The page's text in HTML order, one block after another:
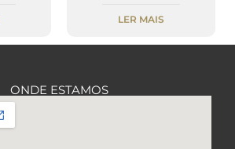
LER MAIS
ONDE ESTAMOS